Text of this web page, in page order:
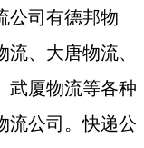
公司有德邦物
、大唐物流、
武厦物流等各种
流公司。快递公